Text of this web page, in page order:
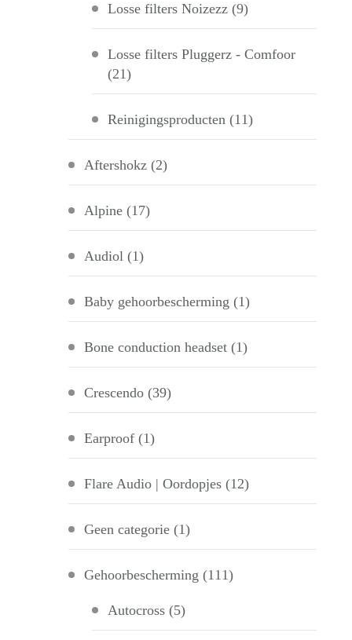
Losse filters Noizezz (9)
Losse filters Pluggerz - Comfoor
(21)
Reinigingsproducten (11)
Aftershokz (2)
Alpine (17)
Audiol (1)
Baby gehoorbescherming (1)
Bone conduction headset (1)
Crescendo (39)
Earproof (1)
Flare Audio | Oordopjes (12)
Geen categorie (1)
Gehoorbescherming (111)
Autocross (5)